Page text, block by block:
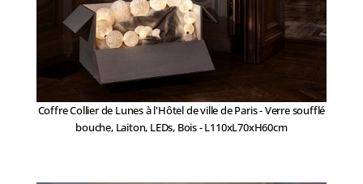
Coffre Collier de Lunes à l'Hôtel de ville de Paris - Verre soufflé
bouche, Laiton, LEDs, Bois - L110xL70xH60cm